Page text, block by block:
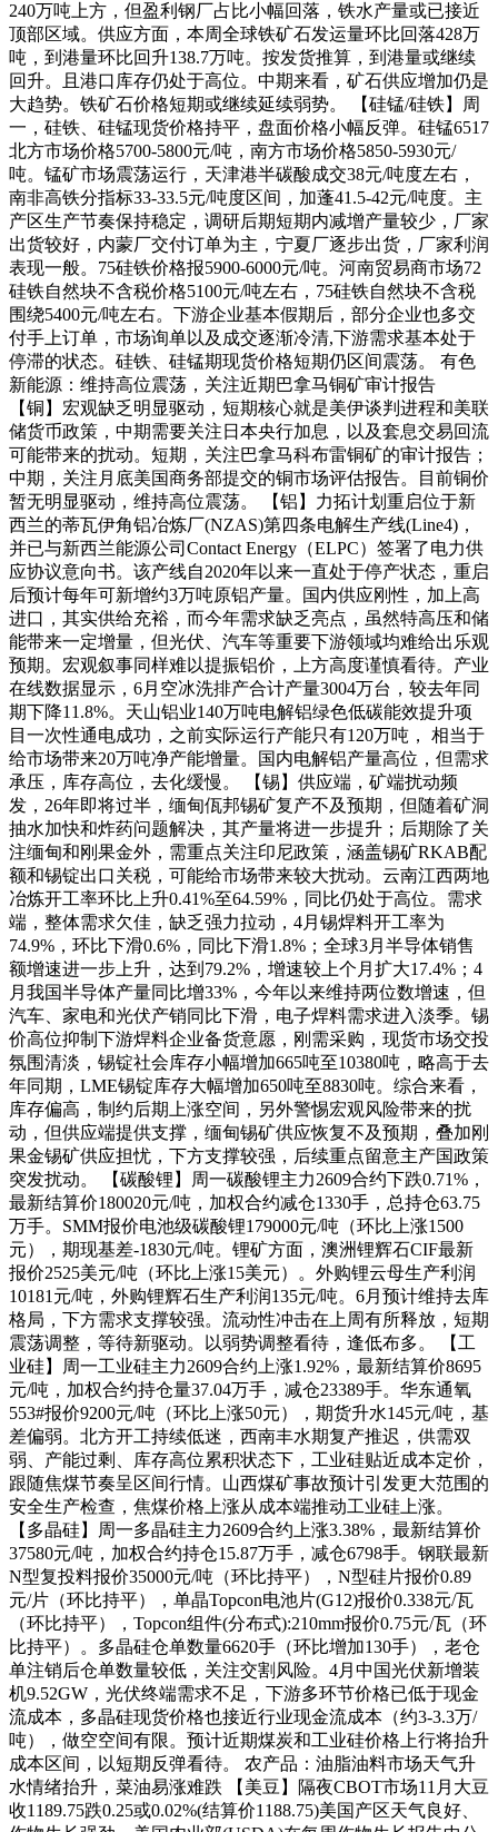
240万吨上方，但盈利钢厂占比小幅回落，铁水产量或已接近
顶部区域。供应方面，本周全球铁矿石发运量环比回落428万
吨，到港量环比回升138.7万吨。按发货推算，到港量或继续
回升。且港口库存仍处于高位。中期来看，矿石供应增加仍是
大趋势。铁矿石价格短期或继续延续弱势。 【硅锰/硅铁】周
一，硅铁、硅锰现货价格持平，盘面价格小幅反弹。硅锰6517
北方市场价格5700-5800元/吨，南方市场价格5850-5930元/
吨。锰矿市场震荡运行，天津港半碳酸成交38元/吨度左右，
南非高铁分指标33-33.5元/吨度区间，加蓬41.5-42元/吨度。主
产区生产节奏保持稳定，调研后期短期内减增产量较少，厂家
出货较好，内蒙厂交付订单为主，宁夏厂逐步出货，厂家利润
表现一般。75硅铁价格报5900-6000元/吨。河南贸易商市场72
硅铁自然块不含税价格5100元/吨左右，75硅铁自然块不含税
围绕5400元/吨左右。下游企业基本假期后，部分企业也多交
付手上订单，市场询单以及成交逐渐冷清,下游需求基本处于
停滞的状态。硅铁、硅锰期现货价格短期仍区间震荡。 有色
新能源：维持高位震荡，关注近期巴拿马铜矿审计报告
【铜】宏观缺乏明显驱动，短期核心就是美伊谈判进程和美联
储货币政策，中期需要关注日本央行加息，以及套息交易回流
可能带来的扰动。短期，关注巴拿马科布雷铜矿的审计报告；
中期，关注月底美国商务部提交的铜市场评估报告。目前铜价
暂无明显驱动，维持高位震荡。 【铝】力拓计划重启位于新
西兰的蒂瓦伊角铝冶炼厂(NZAS)第四条电解生产线(Line4)，
并已与新西兰能源公司Contact Energy（ELPC）签署了电力供
应协议意向书。该产线自2020年以来一直处于停产状态，重启
后预计每年可新增约3万吨原铝产量。国内供应刚性，加上高
进口，其实供给充裕，而今年需求缺乏亮点，虽然特高压和储
能带来一定增量，但光伏、汽车等重要下游领域均难给出乐观
预期。宏观叙事同样难以提振铝价，上方高度谨慎看待。产业
在线数据显示，6月空冰洗排产合计产量3004万台，较去年同
期下降11.8%。天山铝业140万吨电解铝绿色低碳能效提升项
目一次性通电成功，之前实际运行产能只有120万吨， 相当于
给市场带来20万吨净产能增量。国内电解铝产量高位，但需求
承压，库存高位，去化缓慢。 【锡】供应端，矿端扰动频
发，26年即将过半，缅甸佤邦锡矿复产不及预期，但随着矿洞
抽水加快和炸药问题解决，其产量将进一步提升；后期除了关
注缅甸和刚果金外，需重点关注印尼政策，涵盖锡矿RKAB配
额和锡锭出口关税，可能给市场带来较大扰动。云南江西两地
冶炼开工率环比上升0.41%至64.59%，同比仍处于高位。需求
端，整体需求欠佳，缺乏强力拉动，4月锡焊料开工率为
74.9%，环比下滑0.6%，同比下滑1.8%；全球3月半导体销售
额增速进一步上升，达到79.2%，增速较上个月扩大17.4%；4
月我国半导体产量同比增33%，今年以来维持两位数增速，但
汽车、家电和光伏产销同比下滑，电子焊料需求进入淡季。锡
价高位抑制下游焊料企业备货意愿，刚需采购，现货市场交投
氛围清淡，锡锭社会库存小幅增加665吨至10380吨，略高于去
年同期，LME锡锭库存大幅增加650吨至8830吨。综合来看，
库存偏高，制约后期上涨空间，另外警惕宏观风险带来的扰
动，但供应端提供支撑，缅甸锡矿供应恢复不及预期，叠加刚
果金锡矿供应担忧，下方支撑较强，后续重点留意主产国政策
突发扰动。 【碳酸锂】周一碳酸锂主力2609合约下跌0.71%，
最新结算价180020元/吨，加权合约减仓1330手，总持仓63.75
万手。SMM报价电池级碳酸锂179000元/吨（环比上涨1500
元），期现基差-1830元/吨。锂矿方面，澳洲锂辉石CIF最新
报价2525美元/吨（环比上涨15美元）。外购锂云母生产利润
10181元/吨，外购锂辉石生产利润135元/吨。6月预计维持去库
格局，下方需求支撑较强。流动性冲击在上周有所释放，短期
震荡调整，等待新驱动。以弱势调整看待，逢低布多。 【工
业硅】周一工业硅主力2609合约上涨1.92%，最新结算价8695
元/吨，加权合约持仓量37.04万手，减仓23389手。华东通氧
553#报价9200元/吨（环比上涨50元），期货升水145元/吨，基
差偏弱。北方开工持续低迷，西南丰水期复产推迟，供需双
弱、产能过剩、库存高位累积状态下，工业硅贴近成本定价，
跟随焦煤节奏呈区间行情。山西煤矿事故预计引发更大范围的
安全生产检查，焦煤价格上涨从成本端推动工业硅上涨。
【多晶硅】周一多晶硅主力2609合约上涨3.38%，最新结算价
37580元/吨，加权合约持仓15.87万手，减仓6798手。钢联最新
N型复投料报价35000元/吨（环比持平），N型硅片报价0.89
元/片（环比持平），单晶Topcon电池片(G12)报价0.338元/瓦
（环比持平），Topcon组件(分布式):210mm报价0.75元/瓦（环
比持平）。多晶硅仓单数量6620手（环比增加130手），老仓
单注销后仓单数量较低，关注交割风险。4月中国光伏新增装
机9.52GW，光伏终端需求不足，下游多环节价格已低于现金
流成本，多晶硅现货价格也接近行业现金流成本（约3-3.3万/
吨），做空空间有限。预计近期煤炭和工业硅价格上行将抬升
成本区间，以短期反弹看待。 农产品：油脂油料市场天气升
水情绪抬升，菜油易涨难跌 【美豆】隔夜CBOT市场11月大豆
收1189.75跌0.25或0.02%(结算价1188.75)美国产区天气良好、